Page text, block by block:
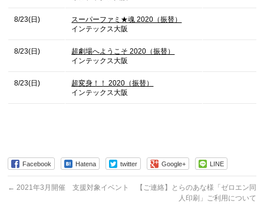
8/23(日)
スーパーファミ★魂 2020（振替）
インテックス大阪
8/23(日)
超劇場へようこそ 2020（振替）
インテックス大阪
8/23(日)
超変身！！ 2020（振替）
インテックス大阪
Facebook Hatena twitter Google+ LINE
← 2021年3月開催 支援対象イベント
【ご連絡】とらのあな様「ゼロエン同
人印刷」ご利用について